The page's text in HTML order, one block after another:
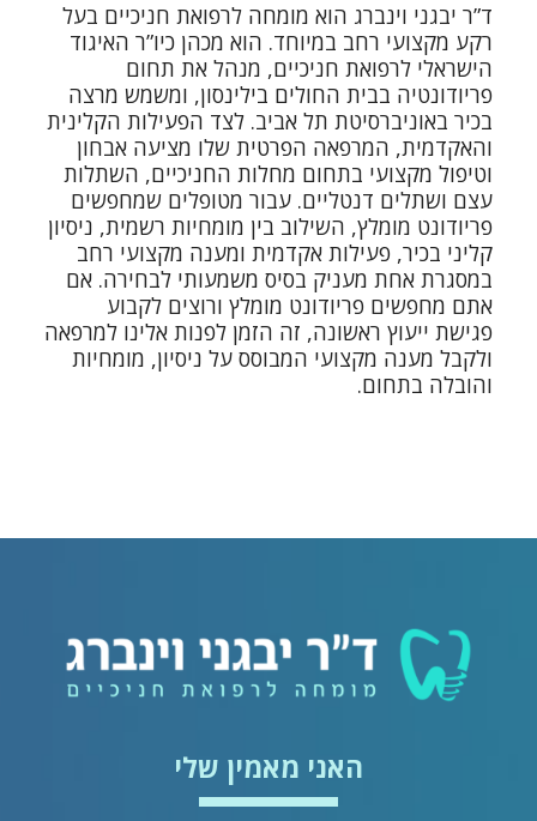
ד”ר יבגני וינברג הוא מומחה לרפואת חניכיים בעל
רקע מקצועי רחב במיוחד. הוא מכהן כיו”ר האיגוד
הישראלי לרפואת חניכיים, מנהל את תחום
פריודונטיה בבית החולים בילינסון, ומשמש מרצה
בכיר באוניברסיטת תל אביב. לצד הפעילות הקלינית
והאקדמית, המרפאה הפרטית שלו מציעה אבחון
וטיפול מקצועי בתחום מחלות החניכיים, השתלות
עצם ושתלים דנטליים. עבור מטופלים שמחפשים
פריודונט מומלץ, השילוב בין מומחיות רשמית, ניסיון
קליני בכיר, פעילות אקדמית ומענה מקצועי רחב
במסגרת אחת מעניק בסיס משמעותי לבחירה. אם
אתם מחפשים פריודונט מומלץ ורוצים לקבוע
פגישת ייעוץ ראשונה, זה הזמן לפנות אלינו למרפאה
ולקבל מענה מקצועי המבוסס על ניסיון, מומחיות
והובלה בתחום.
האני מאמין שלי